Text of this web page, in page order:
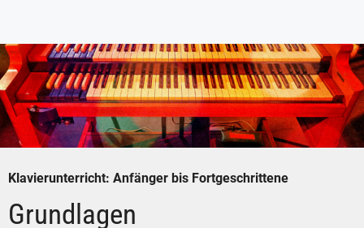
Klavierunterricht: Anfänger bis Fortgeschrittene
Grundlagen